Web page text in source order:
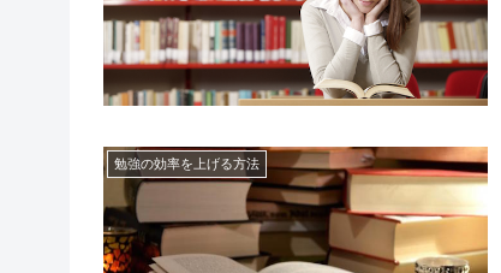
勉強の効率を上げる方法